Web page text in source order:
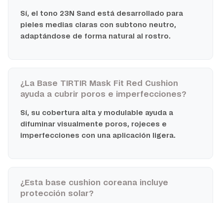
Sí, el tono 23N Sand está desarrollado para
pieles medias claras con subtono neutro,
adaptándose de forma natural al rostro.
¿La Base TIRTIR Mask Fit Red Cushion
ayuda a cubrir poros e imperfecciones?
Sí, su cobertura alta y modulable ayuda a
difuminar visualmente poros, rojeces e
imperfecciones con una aplicación ligera.
¿Esta base cushion coreana incluye
protección solar?